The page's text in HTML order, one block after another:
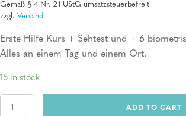
Gemäß § 4 Nr. 21 UStG umsatzsteuerbefreit
zzgl. Versand
Erste Hilfe Kurs + Sehtest und + 6
Alles an einem Tag und einem Ort.
15 in stock
Komplettpacket
ADD TO CART